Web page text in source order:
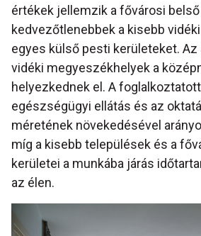
értékek jellemzik a fővárosi
kedvezőtlenebbek a kisebb
egyes külső pesti kerületeket.
vidéki megyeszékhelyek a
helyezkednek el. A
egészségügyi ellátás és az
méretének növekedésével
míg a kisebb települések és a
kerületei a munkába járás
az élen.